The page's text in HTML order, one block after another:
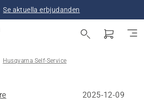
Se aktuella erbjudanden
Husqvarna Self-Service
2025-12-09